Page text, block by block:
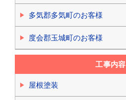
多気郡多気町のお客様
度会郡玉城町のお客様
工事内容
屋根塗装